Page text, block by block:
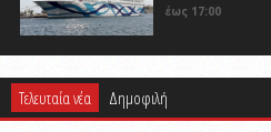
έως 17:00
Τελευταία νέα Δημοφιλή